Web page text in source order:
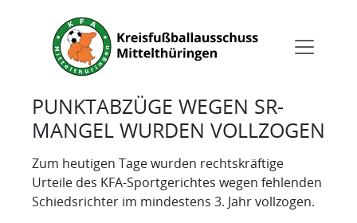
PUNKTABZÜGE WEGEN SR-
MANGEL WURDEN VOLLZOGEN
Zum heutigen Tage wurden rechtskräftige
Urteile des KFA-Sportgerichtes wegen fehlenden
Schiedsrichter im mindestens 3. Jahr vollzogen.